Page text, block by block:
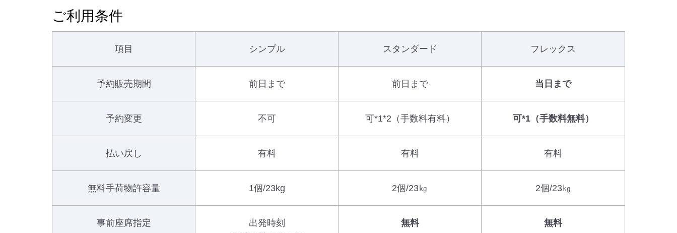
ご利用条件
項目 シンプル スタンダード フレックス
予約販売期間 前日まで 前日まで 当日まで
予約変更 不可 可*1*2（手数料有料） 可*1（手数料無料）
払い戻し 有料 有料 有料
無料手荷物許容量 1個/23kg 2個/23㎏ 2個/23㎏
事前座席指定
出発時刻
無料 無料